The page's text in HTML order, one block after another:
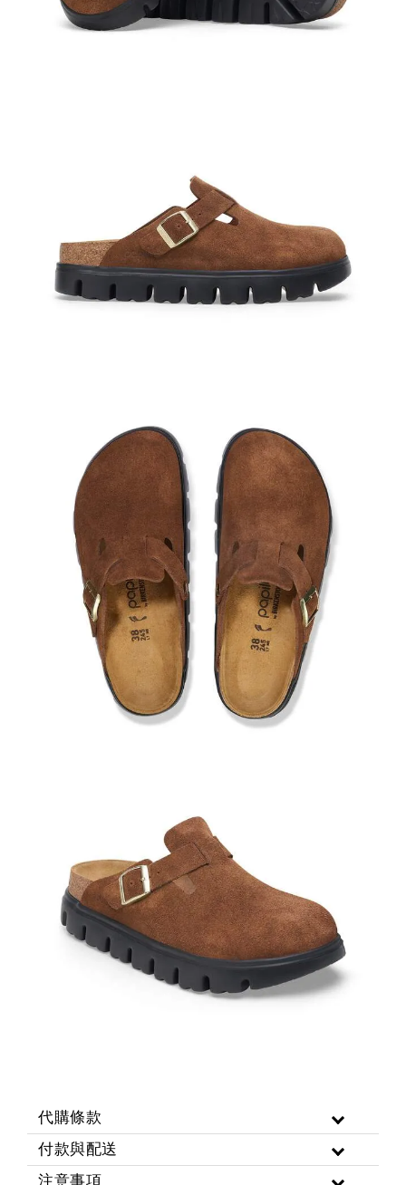
代購條款
付款與配送
注意事項